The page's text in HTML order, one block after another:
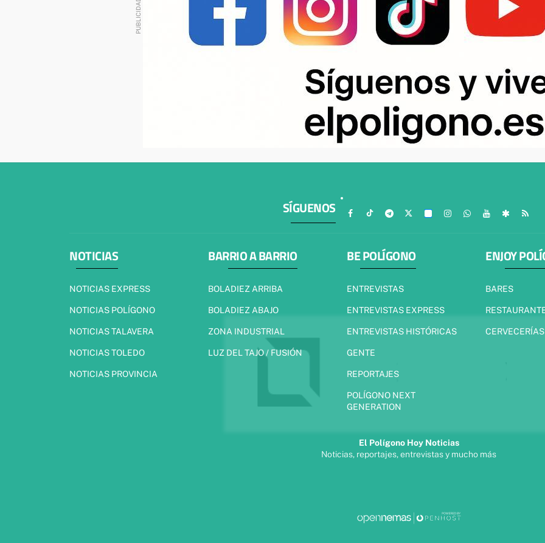
SÍGUENOS
NOTICIAS
NOTICIAS EXPRESS
NOTICIAS POLÍGONO
NOTICIAS TALAVERA
NOTICIAS TOLEDO
NOTICIAS PROVINCIA
BARRIO A BARRIO
BOLADIEZ ARRIBA
BOLADIEZ ABAJO
ZONA INDUSTRIAL
LUZ DEL TAJO / FUSIÓN
BE POLÍGONO
ENTREVISTAS
ENTREVISTAS EXPRESS
ENTREVISTAS HISTÓRICAS
GENTE
REPORTAJES
POLÍGONO NEXT
GENERATION
ENJOY
BARES
CERVECERÍAS
El Polígono Hoy Noticias
Noticias, reportajes, entrevistas y mucho más